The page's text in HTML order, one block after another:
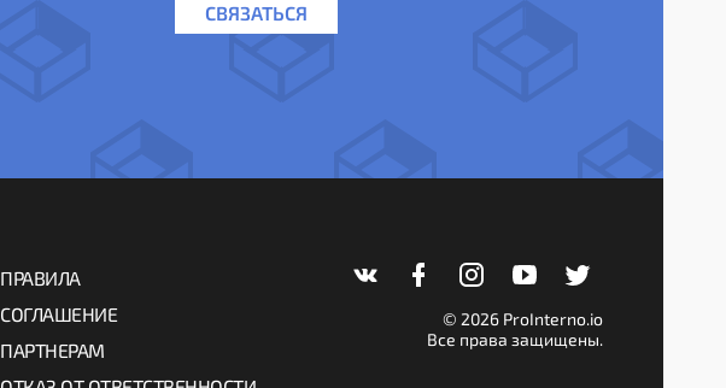
СВЯЗАТЬСЯ
ПРАВИЛА
СОГЛАШЕНИЕ
ПАРТНЕРАМ
© 2026 ProInterno.io
Все права защищены.